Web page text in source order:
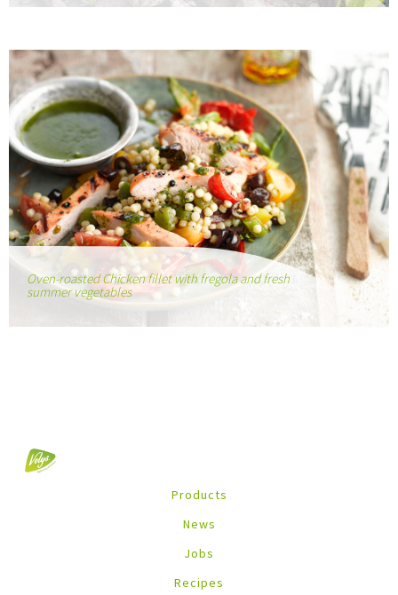
Oven-roasted Chicken fillet with fregola and fresh
summer vegetables
Products
News
Jobs
Recipes